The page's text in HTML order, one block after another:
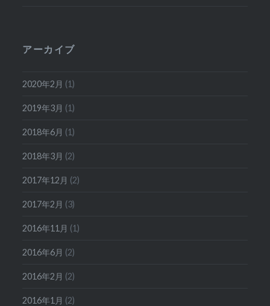
アーカイブ
2020年2月 (1)
2019年3月 (1)
2018年6月 (1)
2018年3月 (2)
2017年12月 (2)
2017年2月 (3)
2016年11月 (1)
2016年6月 (2)
2016年2月 (2)
2016年1月 (2)